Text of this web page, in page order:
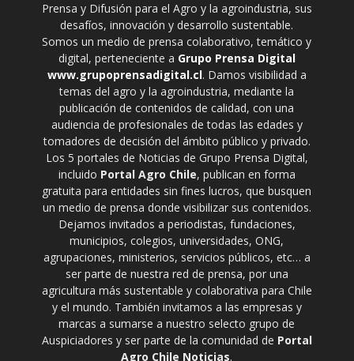
Prensa y Difusión para el Agro y la agroindustria, sus
desafíos, innovación y desarrollo sustentable.
Somos un medio de prensa colaborativo, temático y
digital, perteneciente a Grupo Prensa Digital
www.grupoprensadigital.cl. Damos visibilidad a
temas del agro y la agroindustria, mediante la
publicación de contenidos de calidad, con una
audiencia de profesionales de todas las edades y
tomadores de decisión del ámbito público y privado.
Los 5 portales de Noticias de Grupo Prensa Digital,
incluido Portal Agro Chile, publican en forma
gratuita para entidades sin fines lucros, que busquen
un medio de prensa donde visibilizar sus contenidos.
Dejamos invitados a periodistas, fundaciones,
municipios, colegios, universidades, ONG,
agrupaciones, ministerios, servicios públicos, etc… a
ser parte de nuestra red de prensa, por una
agricultura más sustentable y colaborativa para Chile
y el mundo. También invitamos a las empresas y
marcas a sumarse a nuestro selecto grupo de
Auspiciadores y ser parte de la comunidad de Portal
Agro Chile Noticias.